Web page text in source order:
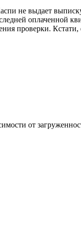
не выдает
оплаченной
проверки.
от